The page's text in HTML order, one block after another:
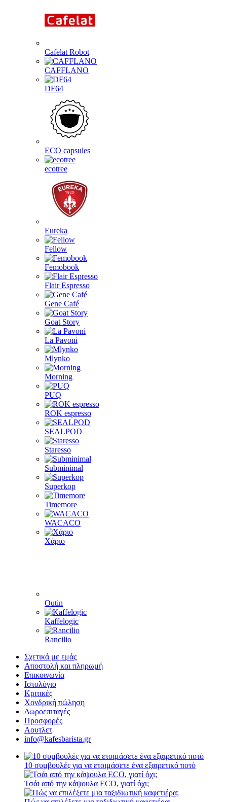
Cafelat Robot
CAFFLANO
DF64
ECO capsules
ecotree
Eureka
Fellow
Femobook
Flair Espresso
Gene Café
Goat Story
La Pavoni
Mlynko
Morning
PUQ
ROK espresso
SEALPOD
Staresso
Subminimal
Superkop
Timemore
WACACO
Χάριο
Outin
Kaffelogic
Rancilio
Σχετικά με εμάς
Αποστολή και πληρωμή
Επικοινωνία
Ιστολόγιο
Κριτικές
Χονδρική πώληση
Δωροεπιταγές
Προσφορές
Αουτλετ
info@kafesbarista.gr
10 συμβουλές για να ετοιμάσετε ένα εξαιρετικό ποτό
Τσάι από την κάψουλα ECO, γιατί όχι;